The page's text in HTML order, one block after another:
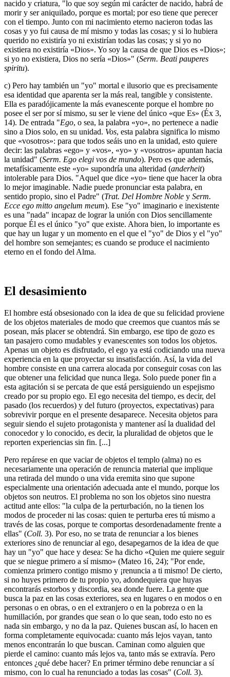
nacido y criatura, "lo que soy según mi carácter de nacido, habrá de
morir y ser aniquilado, porque es mortal; por eso tiene que perecer
con el tiempo. Junto con mi nacimiento eterno nacieron todas las
cosas y yo fui causa de mí mismo y todas las cosas; y si lo hubiera
querido no existiría yo ni existirían todas las cosas; y si yo no
existiera no existiría «Dios». Yo soy la causa de que Dios es «Dios»;
si yo no existiera, Dios no sería «Dios»" (Serm. Beati pauperes
spiritu).
c) Pero hay también un "yo" mortal e ilusorio que es precisamente
esa identidad que aparenta ser la más real, tangible y consistente.
Ella es paradójicamente la más evanescente porque el hombre no
posee el ser por sí mismo, su ser le viene del único «que Es» (Éx 3,
14). De entrada "Ego, o sea, la palabra «yo», no pertenece a nadie
sino a Dios solo, en su unidad. Vos, esta palabra significa lo mismo
que «vosotros»: para que todos seáis uno en la unidad, esto quiere
decir: las palabras «ego» y «vos», «yo» y «vosotros» apuntan hacia
la unidad" (Serm. Ego elegi vos de mundo). Pero es que además,
metafísicamente este «yo» supondría una alteridad (anderheit)
intolerable para Dios. "Aquel que dice «yo» tiene que hacer la obra
lo mejor imaginable. Nadie puede pronunciar esta palabra, en
sentido propio, sino el Padre" (Trat. Del Hombre Noble y Serm.
Ecce ego mitto angelum meum). Ese "yo" imaginario e inexistente
es una "nada" incapaz de lograr la unión con Dios sencillamente
porque Él es el único "yo" que existe. Ahora bien, lo importante es
que hay un lugar y un momento en el que el "yo" de Dios y el "yo"
del hombre son semejantes; es cuando se produce el nacimiento
eterno en el fondo del Alma.
El desasimiento
El hombre está obsesionado con la idea de que su felicidad proviene
de los objetos materiales de modo que creemos que cuantos más se
posean, más placer se obtendrá. Sin embargo, ese tipo de gozo es
tan pasajero como mudables y evanescentes son todos los objetos.
Apenas un objeto es disfrutado, el ego ya está codiciando una nueva
experiencia en la que proyectar su insatisfacción. Así, la vida del
hombre consiste en una carrera alocada por conseguir cosas con las
que obtener una felicidad que nunca llega. Solo puede poner fin a
esta agitación si se percata de que está persiguiendo un espejismo
creado por su propio ego. El ego necesita del tiempo, es decir, del
pasado (los recuerdos) y del futuro (proyectos, expectativas) para
sobrevivir porque en el presente desaparece. Necesita objetos para
seguir siendo el sujeto protagonista y mantener así la dualidad del
conocedor y lo conocido, es decir, la pluralidad de objetos que le
reporten experiencias sin fin. [...]
Pero repárese en que vaciar de objetos el templo (alma) no es
necesariamente una operación de renuncia material que implique
una retirada del mundo o una vida eremita sino que supone
especialmente una orientación adecuada ante el mundo, porque los
objetos son neutros. El problema no son los objetos sino nuestra
actitud ante ellos: "la culpa de la perturbación, no la tienen los
modos de proceder ni las cosas: quien te perturba eres tú mismo a
través de las cosas, porque te comportas desordenadamente frente a
ellas" (Coll. 3). Por eso, no se trata de renunciar a los bienes
exteriores sino de renunciar al ego, desapegarnos de la idea de que
hay un "yo" que hace y desea: Se ha dicho «Quien me quiere seguir
que se niegue primero a sí mismo» (Mateo 16, 24); "Por ende,
comienza primero contigo mismo y ¡renuncia a ti mismo! De cierto,
si no huyes primero de tu propio yo, adondequiera que huyas
encontrarás estorbos y discordia, sea donde fuere. La gente que
busca la paz en las cosas exteriores, sea en lugares o en modos o en
personas o en obras, o en el extranjero o en la pobreza o en la
humillación, por grandes que sean o lo que sean, todo esto no es
nada sin embargo, y no da la paz. Quienes buscan así, lo hacen en
forma completamente equivocada: cuanto más lejos vayan, tanto
menos encontrarán lo que buscan. Caminan como alguien que
pierde el camino: cuanto más lejos va, tanto más se extravía. Pero
entonces ¿qué debe hacer? En primer término debe renunciar a sí
mismo, con lo cual ha renunciado a todas las cosas" (Coll. 3).